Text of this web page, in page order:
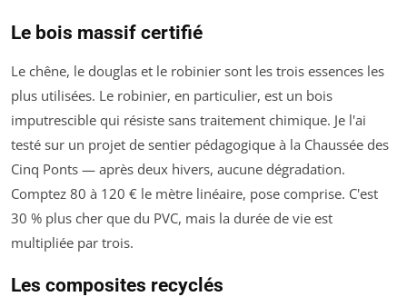
Le bois massif certifié
Le chêne, le douglas et le robinier sont les trois essences les
plus utilisées. Le robinier, en particulier, est un bois
imputrescible qui résiste sans traitement chimique. Je l'ai
testé sur un projet de sentier pédagogique à la Chaussée des
Cinq Ponts — après deux hivers, aucune dégradation.
Comptez 80 à 120 € le mètre linéaire, pose comprise. C'est
30 % plus cher que du PVC, mais la durée de vie est
multipliée par trois.
Les composites recyclés